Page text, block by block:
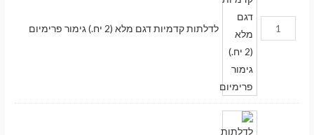
לדלתות קדמיות דגם מלא (2 יח.) גימור פרימיום